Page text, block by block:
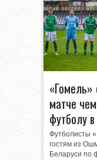
матче
футболу
Футболисты
гостям из
Беларуси по